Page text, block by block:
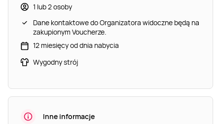
1 lub 2 osoby
Dane kontaktowe do Organizatora widoczne będą na
zakupionym Voucherze.
12 miesięcy od dnia nabycia
Wygodny strój
Inne informacje